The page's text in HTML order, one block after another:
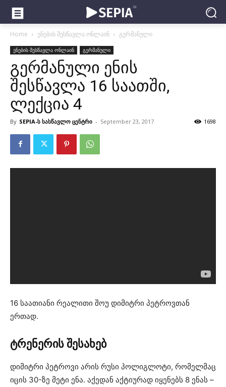
Home ენების შესწავლა ონლაინ გერმანული
ენების შესწავლა ონლაინ გერმანული
გერმანული ენის
შესწავლა 16 საათში,
ლექცია 4
By SEPIA-ს სასწავლო ცენტრი - September 23, 2017 1698
16 საათიანი რეალითი შოუ დიმიტრი პეტროვთან
ერთად.
ტრენერის შესახებ
დიმიტრი პეტროვი არის რუსი პოლიგლოტი, რომელმაც
იცის 30-ზე მეტი ენა. აქედან აქტიურად იყენებს 8 ენას –